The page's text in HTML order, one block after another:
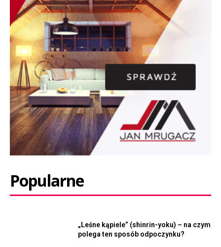
Popularne
„Leśne kąpiele” (shinrin-yoku) – na czym
polega ten sposób odpoczynku?